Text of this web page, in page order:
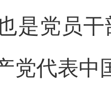
是党员
党代表中